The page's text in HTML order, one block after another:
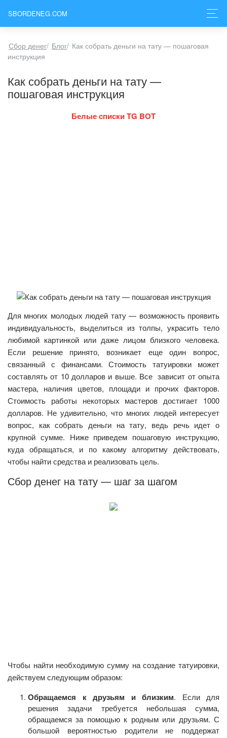
SBORDENEG.COM
Сбор денег/ Блог/ Как собрать деньги на тату — пошаговая
инструкция
Как собрать деньги на тату —
пошаговая инструкция
Белые списки TG BOT
Для многих молодых людей тату — возможность проявить
индивидуальность, выделиться из толпы, украсить тело
любимой картинкой или даже лицом близкого человека.
Если решение принято, возникает еще один вопрос,
связанный с финансами. Стоимость татуировки может
составлять от 10 долларов и выше. Все зависит от опыта
мастера, наличия цветов, площади и прочих факторов.
Стоимость работы некоторых мастеров достигает 1000
долларов. Не удивительно, что многих людей интересует
вопрос, как собрать деньги на тату, ведь речь идет о
крупной сумме. Ниже приведем пошаговую инструкцию,
куда обращаться, и по какому алгоритму действовать,
чтобы найти средства и реализовать цель.
Сбор денег на тату — шаг за шагом
Чтобы найти необходимую сумму на создание татуировки,
действуем следующим образом:
Обращаемся к друзьям и близким. Если для
решения задачи требуется небольшая сумма,
обращаемся за помощью к родным или друзьям. С
большой вероятностью родители не поддержат